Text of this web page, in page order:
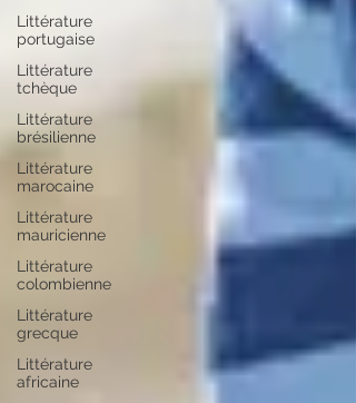
Littérature
portugaise
Littérature
tchèque
Littérature
brésilienne
Littérature
marocaine
Littérature
mauricienne
Littérature
colombienne
Littérature
grecque
Littérature
africaine